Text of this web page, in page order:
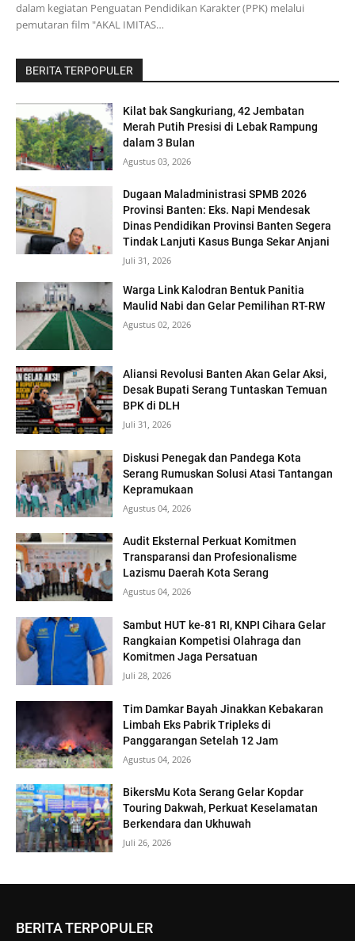
dalam kegiatan Penguatan Pendidikan Karakter (PPK) melalui
pemutaran film "AKAL IMITAS…
BERITA TERPOPULER
Kilat bak Sangkuriang, 42 Jembatan
Merah Putih Presisi di Lebak Rampung
dalam 3 Bulan
Agustus 03, 2026
Dugaan Maladministrasi SPMB 2026
Provinsi Banten: Eks. Napi Mendesak
Dinas Pendidikan Provinsi Banten Segera
Tindak Lanjuti Kasus Bunga Sekar Anjani
Juli 31, 2026
Warga Link Kalodran Bentuk Panitia
Maulid Nabi dan Gelar Pemilihan RT-RW
Agustus 02, 2026
Aliansi Revolusi Banten Akan Gelar Aksi,
Desak Bupati Serang Tuntaskan Temuan
BPK di DLH
Juli 31, 2026
Diskusi Penegak dan Pandega Kota
Serang Rumuskan Solusi Atasi Tantangan
Kepramukaan
Agustus 04, 2026
Audit Eksternal Perkuat Komitmen
Transparansi dan Profesionalisme
Lazismu Daerah Kota Serang
Agustus 04, 2026
Sambut HUT ke-81 RI, KNPI Cihara Gelar
Rangkaian Kompetisi Olahraga dan
Komitmen Jaga Persatuan
Juli 28, 2026
Tim Damkar Bayah Jinakkan Kebakaran
Limbah Eks Pabrik Tripleks di
Panggarangan Setelah 12 Jam
Agustus 04, 2026
BikersMu Kota Serang Gelar Kopdar
Touring Dakwah, Perkuat Keselamatan
Berkendara dan Ukhuwah
Juli 26, 2026
BERITA TERPOPULER